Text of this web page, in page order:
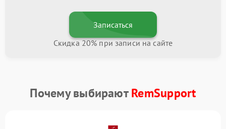
Записаться
Скидка 20% при записи на сайте
Почему выбираютRemSupport